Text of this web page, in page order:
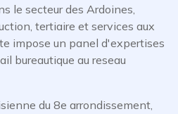
le secteur des Ardoines,
tertiaire et services aux
impose un panel d'expertises
bureautique au reseau
du 8e arrondissement,